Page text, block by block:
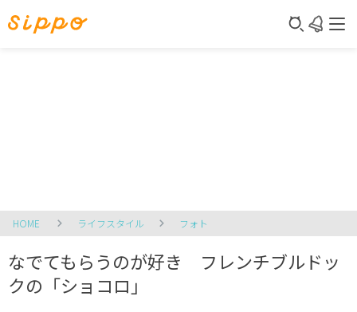
HOME ライフスタイル フォト
なでてもらうのが好き フレンチブルドッ
クの「ショコロ」